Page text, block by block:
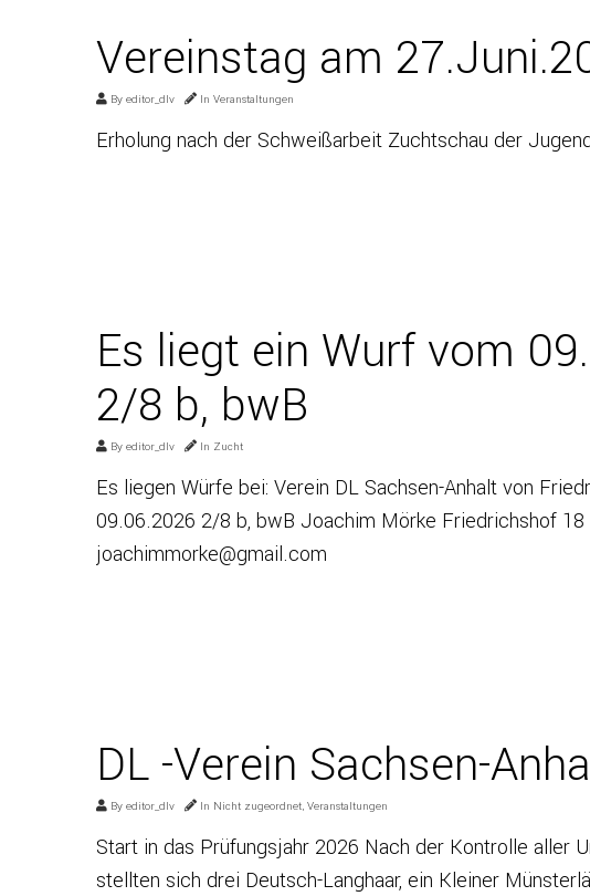
Vereinstag am
By editor_dlv In Veranstaltungen
Erholung nach der Schweißarbeit Zuchtschau der
Es liegt ein Wurf vom
2/8 b, bwB
By editor_dlv In Zucht
Es liegen Würfe bei: Verein DL Sachsen-Anhalt von
09.06.2026 2/8 b, bwB Joachim Mörke Friedrichshof
joachimmorke@gmail.com
DL -Verein Sachsen-
By editor_dlv In Nicht zugeordnet, Veranstaltungen
Start in das Prüfungsjahr 2026 Nach der Kontrolle aller
stellten sich drei Deutsch-Langhaar, ein Kleiner